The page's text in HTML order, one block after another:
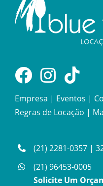
Empresa | Eventos |
Regras de Locação |
(21) 2281-0357 |
(21) 96453-0005
Solicite Um